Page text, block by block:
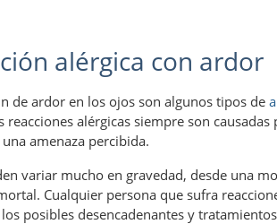
alérgica con ardor
de ardor en los ojos son algunos tipos de
alérgicas siempre son
amenaza percibida.
variar mucho en gravedad, desde una
Cualquier persona que sufra
posibles desencadenantes y